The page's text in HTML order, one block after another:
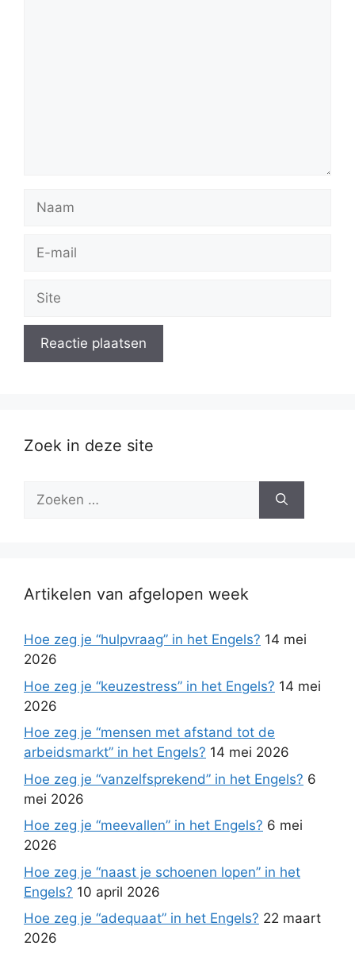
Naam
Site
Zoek in deze site
Zoek
Artikelen van afgelopen week
Hoe zeg je “hulpvraag” in het Engels? 14 mei
2026
Hoe zeg je “keuzestress” in het Engels? 14 mei
2026
Hoe zeg je “mensen met afstand tot de
arbeidsmarkt” in het Engels? 14 mei 2026
Hoe zeg je “vanzelfsprekend” in het Engels? 6
mei 2026
Hoe zeg je “meevallen” in het Engels? 6 mei
2026
Hoe zeg je “naast je schoenen lopen” in het
Engels? 10 april 2026
Hoe zeg je “adequaat” in het Engels? 22 maart
2026